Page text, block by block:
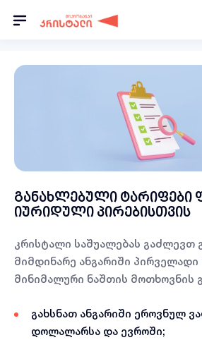
განახლებული ტარიფები
იურიდული პირებისთვის
კრისტალი საშუალებას გაძლევთ
მიმდინარე ანგარიში პირველადი
მინიმალური ნაშთის მოთხოვნის
გახსნათ ანგარიში ეროვნულ
დოლალარსა და ევროში;